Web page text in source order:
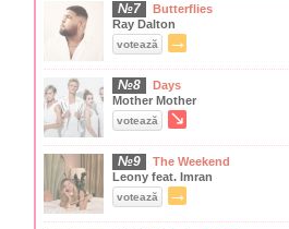
№7
Butterflies
Ray Dalton
votează →
№8
Days
Mother Mother
votează ↘
№9
The Weekend
Leony feat. Imran
votează →